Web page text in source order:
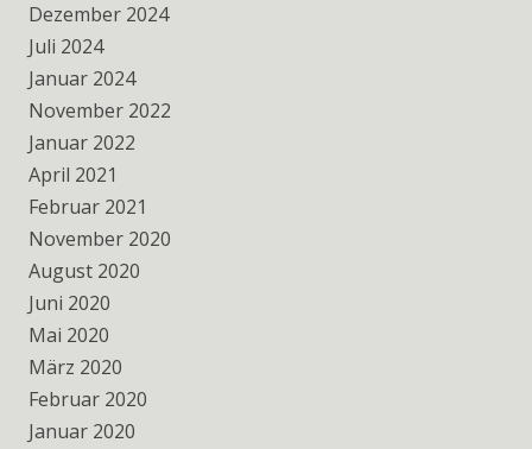
Dezember 2024
Juli 2024
Januar 2024
November 2022
Januar 2022
April 2021
Februar 2021
November 2020
August 2020
Juni 2020
Mai 2020
März 2020
Februar 2020
Januar 2020